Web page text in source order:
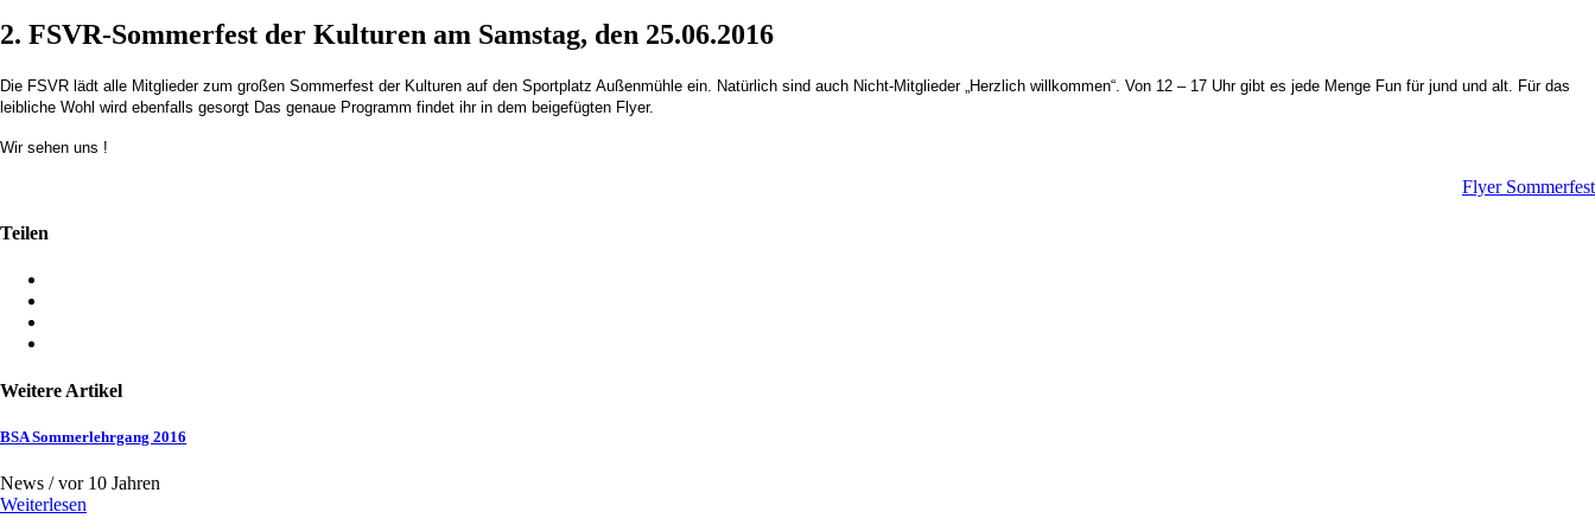
2. FSVR-Sommerfest der Kulturen am Samstag, den 25.06.2016
Die FSVR lädt alle Mitglieder zum großen Sommerfest der Kulturen auf den Sportplatz Außenmühle ein. Natürlich sind auch Nicht-Mitglieder „Herzlich willkommen“. Von 12 – 17 Uhr gibt es jede Menge Fun für jund und alt. Für das
leibliche Wohl wird ebenfalls gesorgt Das genaue Programm findet ihr in dem beigefügten Flyer.
Wir sehen uns !
Flyer Sommerfest
Teilen
Weitere Artikel
BSA Sommerlehrgang 2016
News /vor 10 Jahren
Weiterlesen